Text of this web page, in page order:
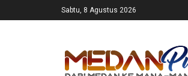
Sabtu, 8 Agustus 2026